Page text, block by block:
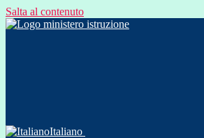
Salta al contenuto
Italiano